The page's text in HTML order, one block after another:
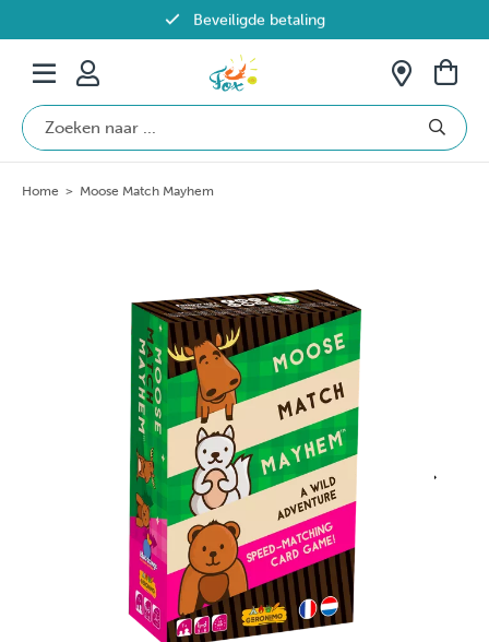
Beveiligde betaling
Gratis verzending vanaf €69 in België
Home > Moose Match Mayhem